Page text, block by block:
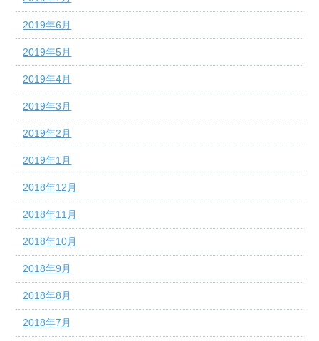
2019年6月
2019年5月
2019年4月
2019年3月
2019年2月
2019年1月
2018年12月
2018年11月
2018年10月
2018年9月
2018年8月
2018年7月